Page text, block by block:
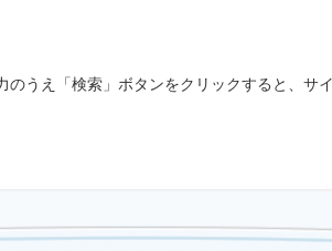
うえ「検索」ボタンをクリックすると、サ